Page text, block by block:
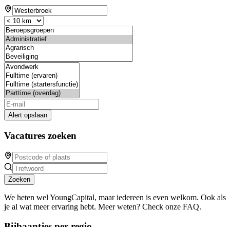
Alert opslaan
Vacatures zoeken
Zoeken
We heten wel YoungCapital, maar iedereen is even welkom. Ook als
je al wat meer ervaring hebt. Meer weten? Check onze FAQ.